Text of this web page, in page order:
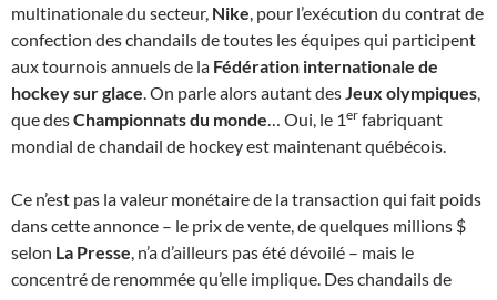
multinationale du secteur, Nike, pour l’exécution du contrat de
confection des chandails de toutes les équipes qui participent
aux tournois annuels de la Fédération internationale de
hockey sur glace. On parle alors autant desJeux olympiques,
que desChampionnats du monde… Oui, le 1er fabriquant
mondial de chandail de hockey est maintenant québécois.
Ce n’est pas la valeur monétaire de la transaction qui fait poids
dans cette annonce – le prix de vente, de quelques millions $
selon La Presse, n’a d’ailleurs pas été dévoilé – mais le
concentré de renommée qu’elle implique. Des chandails de